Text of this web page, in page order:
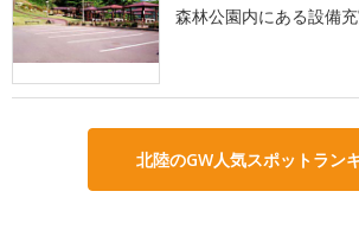
森林公園内にある設備
北陸のGW人気スポットラン